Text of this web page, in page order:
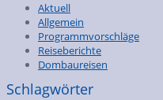
Aktuell
Allgemein
Programmvorschläge
Reiseberichte
Dombaureisen
Schlagwörter